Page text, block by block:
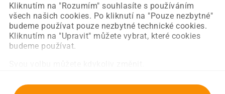
Kliknutím na "Rozumím" souhlasíte s používáním
všech našich cookies. Po kliknutí na "Pouze nezbytné"
budeme používat pouze nezbytné technické cookies.
Kliknutím na "Upravit" můžete vybrat, které cookies
budeme používat.
Obnovit stránku Úvodní strana